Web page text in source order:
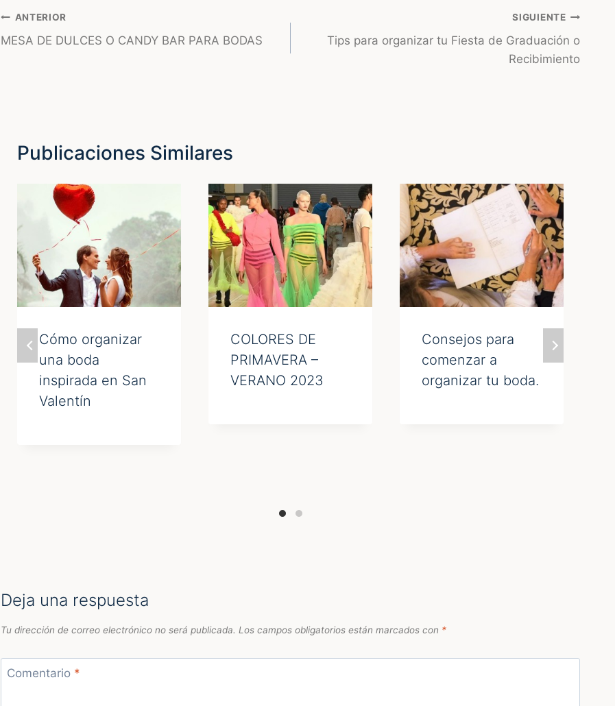
Li
n p
o
Navegación
de
ANTERIOR
MESA DE DULCES O CANDY BAR PARA BODAS
SIGUIENTE
Tips para organizar tu Fiesta de Graduación o
Recibimiento
Publicaciones Similares
Cómo organizar
una boda
inspirada en San
Valentín
COLORES DE
PRIMAVERA –
VERANO 2023
Consejos para
comenzar a
organizar tu boda.
Deja una respuesta
Tu dirección de correo electrónico no será publicada. Los campos obligatorios están marcados con *
Comentario *